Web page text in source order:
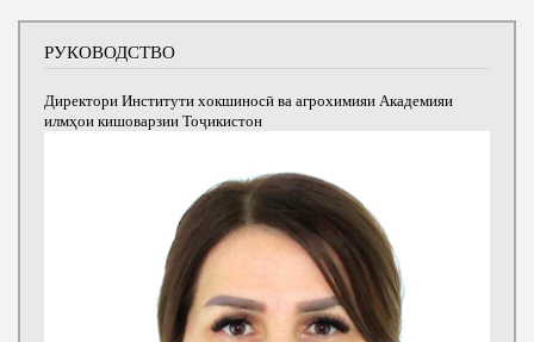
РУКОВОДСТВО
Директори Институти хокшиносӣ ва агрохимияи Академияи
илмҳои кишоварзии Тоҷикистон